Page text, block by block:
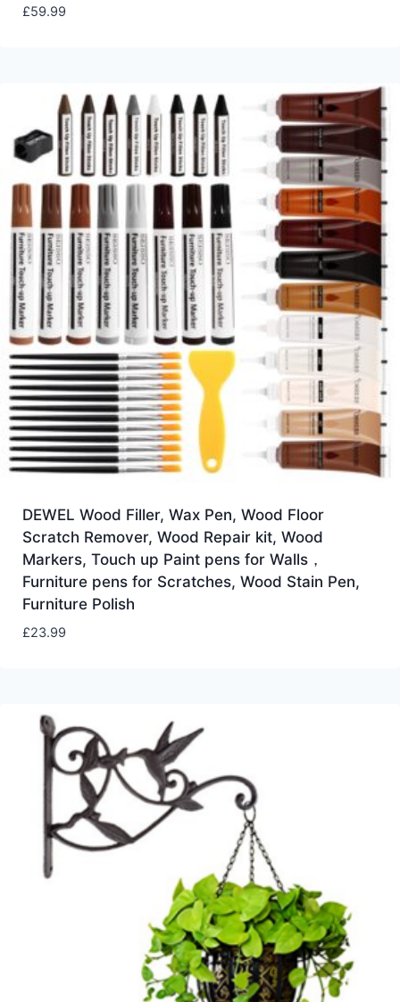
£59.99
DEWEL Wood Filler, Wax Pen, Wood Floor
Scratch Remover, Wood Repair kit, Wood
Markers, Touch up Paint pens for Walls，
Furniture pens for Scratches, Wood Stain Pen,
Furniture Polish
£23.99